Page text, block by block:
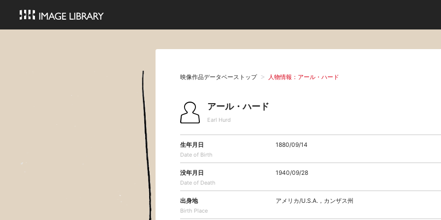
映像作品データベーストップ 人物情報：アール・ハード
アール・ハード
Earl Hurd
生年月日
Date of Birth
1880/09/14
没年月日
Date of Death
1940/09/28
出身地
Birth Place
アメリカ/U.S.A.，カンザス州